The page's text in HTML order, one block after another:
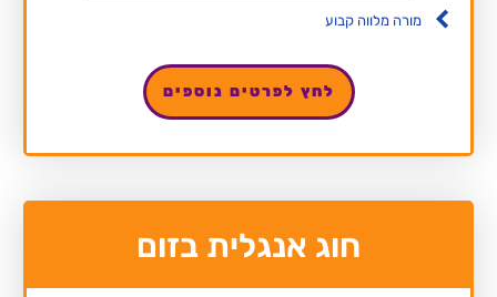
מורה מלווה קבוע
לחץ לפרטים נוספים
חוג אנגלית בזום